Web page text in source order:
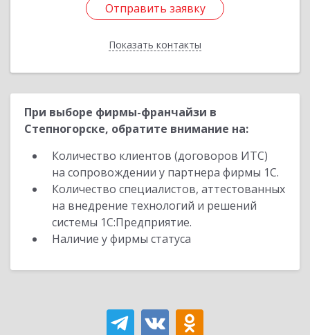
Отправить заявку
Показать контакты
Отправить заявку
Назад
При выборе фирмы-франчайзи в
Степногорске, обратите внимание на:
Количество клиентов (договоров ИТС)
на сопровождении у партнера фирмы 1С.
Количество специалистов, аттестованных
на внедрение технологий и решений
системы 1С:Предприятие.
Наличие у фирмы статуса